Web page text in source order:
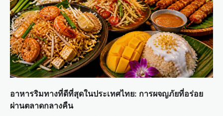
อาหารริมทางที่ดีที่สุดในประเทศไทย: การผจญภัยที่อร่อย
ผ่านตลาดกลางคืน